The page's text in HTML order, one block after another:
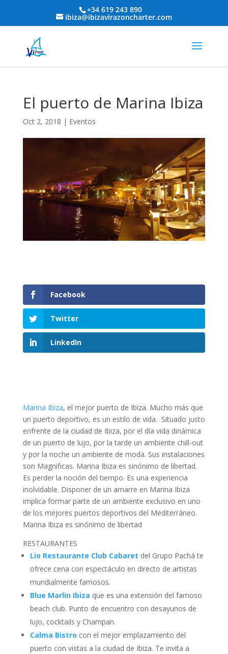
+34 619 243 890
ibiza@ibizavirazoncharter.com
El puerto de Marina Ibiza
Oct 2, 2018 | Eventos
Facebook
Twitter
LinkedIn
Marina Ibiza, el mejor puerto de Ibiza. Mucho más que
un puerto deportivo, es un estilo de vida. Situado justo
enfrente de la ciudad de Ibiza, por el día vida dinámica
de un puerto de lujo, por la tarde un ambiente chill-out
y por la noche un ambiente de moda. Sus instalaciones
son Magnificas. Marina Ibiza es sinónimo de libertad.
Es perder la noción del tiempo. Es una experiencia
inolvidable. Disponer de un amarre en Marina Ibiza
implica formar parte de un ambiente exclusivo en uno
de los mejores puertos deportivos del Mediterráneo.
Marina Ibiza es sinónimo de libertad
RESTAURANTES
Lio Restaurante Club Cabaret del Grupo Pachá te
ofrece cena con espectáculo en directo de artistas
mundialmente famosos.
Blue Marlin Ibiza que es una extensión del famoso
beach club. Punto de encuentro con desayunos de
lujo, cocktails y Champan.
Calma Bistro con el mejor emplazamiento del
puerto con vistas a la ciudad de Ibiza. Te invita a